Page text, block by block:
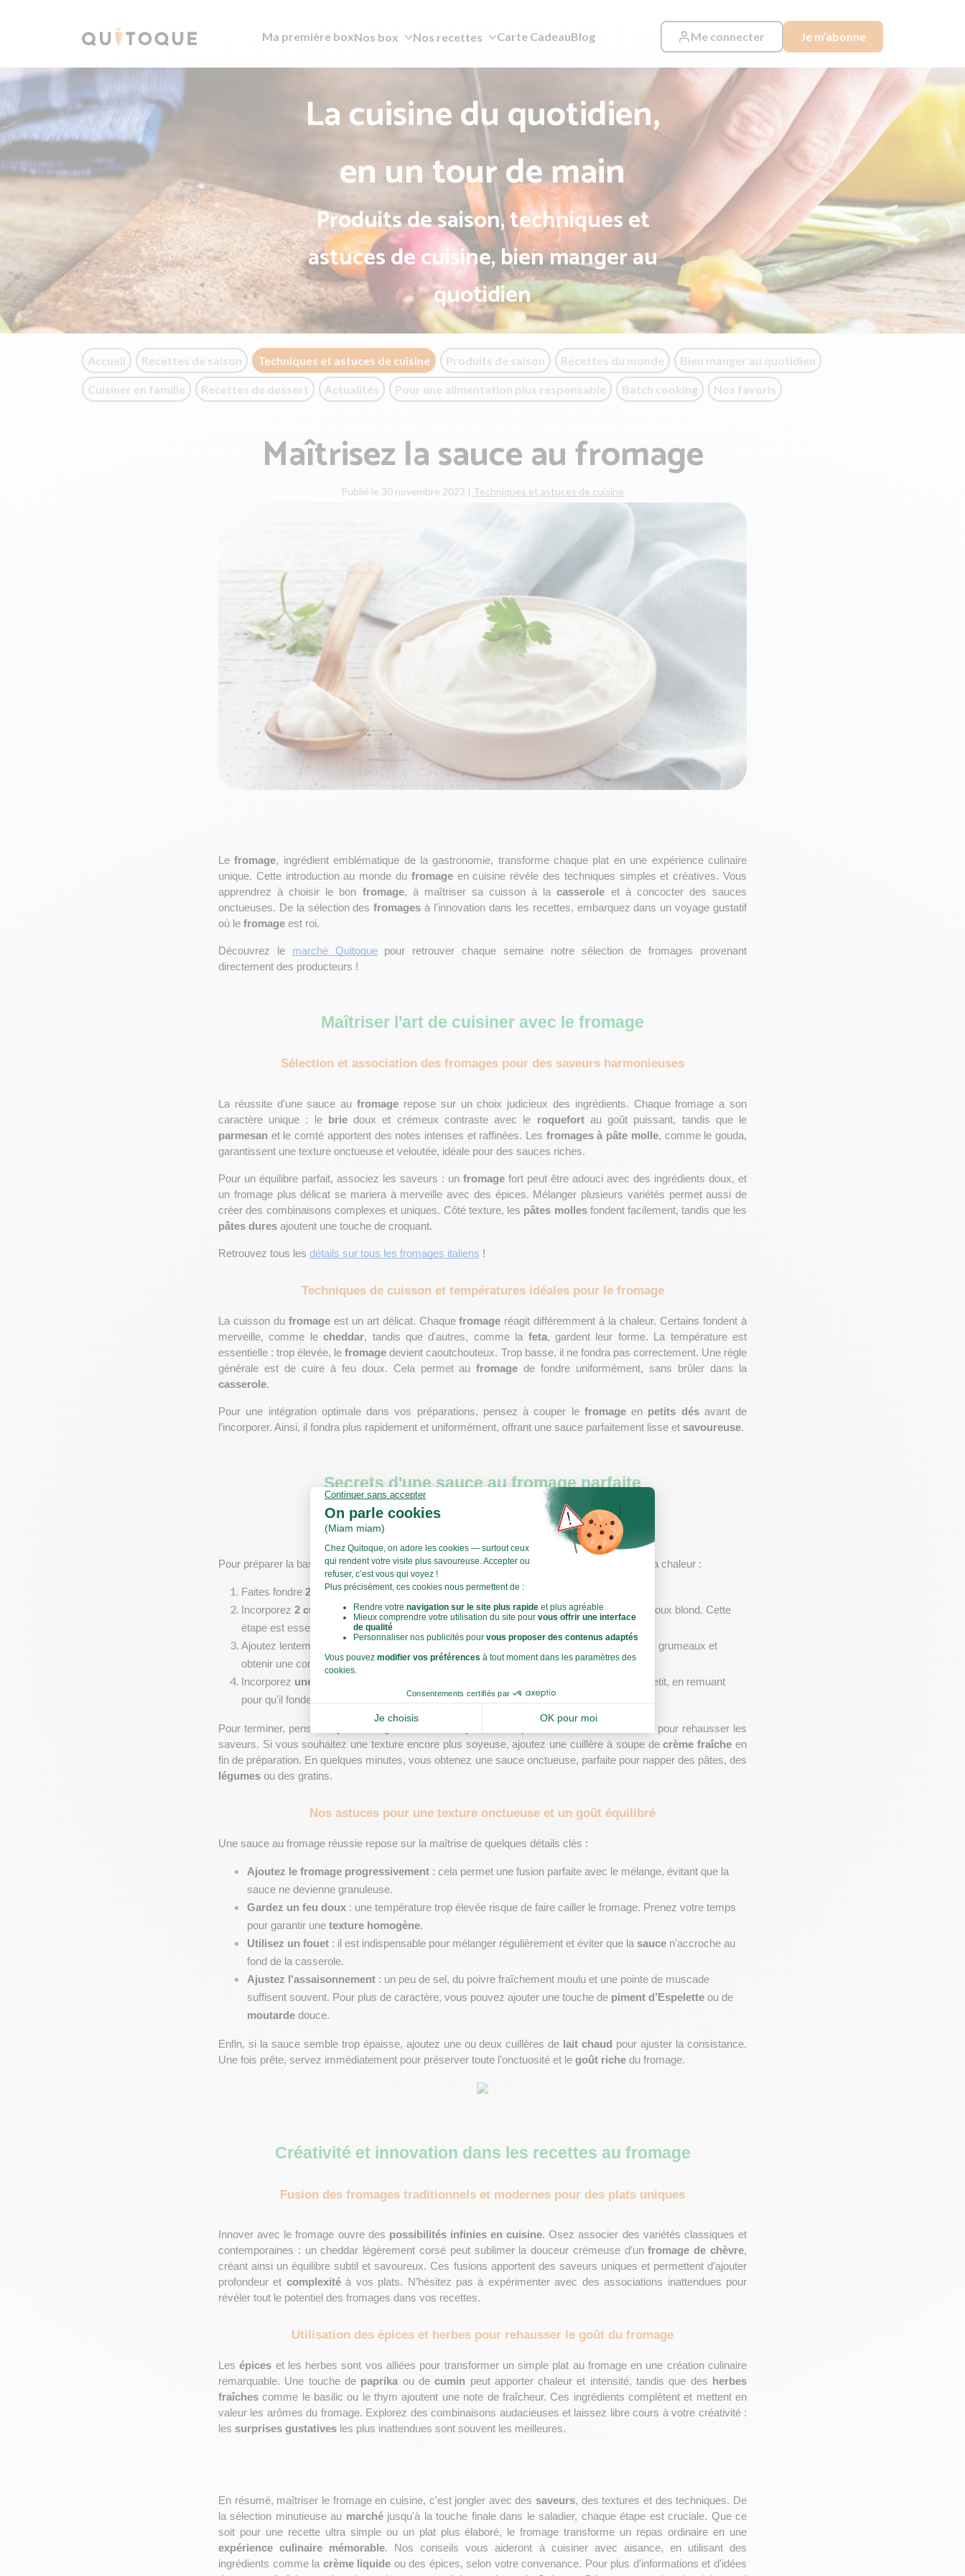
Ma première boxNos box Nos recettes Carte CadeauBlog Me connecter Je m’abonne
La cuisine du quotidien,
en un tour de main
Produits de saison, techniques et
astuces de cuisine, bien manger au
quotidien
Accueil Recettes de saison Techniques et astuces de cuisine Produits de saison Recettes du monde Bien manger au quotidien
Cuisiner en famille Recettes de dessert Actualités Pour une alimentation plus responsable Batch cooking Nos favoris
Maîtrisez la sauce au fromage
Publié le 30 novembre 2023 | Techniques et astuces de cuisine
Le fromage, ingrédient emblématique de la gastronomie, transforme chaque plat en une expérience culinaire
unique. Cette introduction au monde du fromage en cuisine révèle des techniques simples et créatives. Vous
apprendrez à choisir le bon fromage, à maîtriser sa cuisson à la casserole et à concocter des sauces
onctueuses. De la sélection des fromages à l'innovation dans les recettes, embarquez dans un voyage gustatif
où le fromage est roi.
Découvrez le marché Quitoque pour retrouver chaque semaine notre sélection de fromages provenant
directement des producteurs !
Maîtriser l'art de cuisiner avec le fromage
Sélection et association des fromages pour des saveurs harmonieuses
La réussite d'une sauce au fromage repose sur un choix judicieux des ingrédients. Chaque fromage a son
caractère unique : le
brie doux et crémeux contraste avec le roquefort
parmesan et le comté apportent des notes intenses et raffinées. Les fromages à pâte molle, comme le gouda,
garantissent une texture onctueuse et veloutée, idéale pour des sauces riches.
Pour un équilibre parfait, associez les saveurs : un fromage fort peut être adouci avec des ingrédients doux, et
un fromage plus délicat se mariera à merveille avec des épices. Mélanger plusieurs variétés permet aussi de
créer des combinaisons complexes et uniques. Côté texture, les pâtes molles
pâtes dures ajoutent une touche de croquant.
Retrouvez tous les détails sur tous les fromages italiens !
Techniques de cuisson et températures idéales pour le fromage
La cuisson du fromage est un art délicat. Chaque fromage réagit différemment à la chaleur. Certains fondent à
merveille, comme le cheddar, tandis que d'autres, comme la feta, gardent leur forme. La température est
essentielle : trop élevée, le fromage devient caoutchouteux. Trop basse, il ne fondra pas correctement. Une règle
générale est de cuire à feu doux. Cela permet au fromage
casserole.
Pour une intégration optimale dans vos préparations, pensez à couper le fromage en petits dés avant de
l’incorporer. Ainsi, il fondra plus rapidement et uniformément, offrant une sauce parfaitement lisse et savoureuse.
Secrets d'une sauce au fromage parfaite
Choix du fromage et préparation de la base de sauce
Pour préparer la base, utilisez une casserole à fond épais pour une répartition homogène de la chaleur :
Faites fondre 2 cuillères à soupe de beurre à feu doux.
Incorporez 2 cuillères à soupe de farine et mélangez avec un fouet jusqu’à obtenir un roux blond. Cette
étape est essentielle pour lier la sauce.
Ajoutez lentement
, tout en continuant à fouetter pour éviter les grumeaux et
obtenir une consistance lisse.
Incorporez une tasse de fromage râpé
(cheddar, gruyère ou une combinaison) petit à petit, en remuant
pour qu'il fonde uniformément.
Pour terminer, pensez à
légèrement et en ajoutant une pincée de noix de muscade pour rehausser les
saveurs. Si vous souhaitez une texture encore plus soyeuse, ajoutez une cuillère à soupe de crème fraîche en
fin de préparation. En quelques minutes, vous obtenez une sauce onctueuse, parfaite pour napper des pâtes, des
légumes ou des gratins.
Nos astuces pour une texture onctueuse et un goût équilibré
Une sauce au fromage réussie repose sur la maîtrise de quelques détails clés :
Ajoutez le fromage progressivement : cela permet une fusion parfaite avec le mélange, évitant que la
sauce ne devienne granuleuse.
Gardez un feu doux : une température trop élevée risque de faire cailler le fromage. Prenez votre temps
pour garantir une texture homogène.
Utilisez un fouet : il est indispensable pour mélanger régulièrement et éviter que la sauce n'accroche au
fond de la casserole.
Ajustez l'assaisonnement : un peu de sel, du poivre fraîchement moulu et une pointe de muscade
suffisent souvent. Pour plus de caractère, vous pouvez ajouter une touche de piment d’Espelette
moutarde douce.
Enfin, si la sauce semble trop épaisse, ajoutez une ou deux cuillères de lait chaud pour ajuster la consistance.
Une fois prête, servez immédiatement pour préserver toute l’onctuosité et le goût riche du fromage.
Créativité et innovation dans les recettes au fromage
Fusion des fromages traditionnels et modernes pour des plats uniques
Innover avec le fromage ouvre des possibilités infinies en cuisine. Osez associer des variétés classiques et
contemporaines : un cheddar légèrement corsé peut sublimer la douceur crémeuse d’un fromage de chèvre,
créant ainsi un équilibre subtil et savoureux. Ces fusions apportent des saveurs uniques et permettent d’ajouter
profondeur et complexité à vos plats. N’hésitez pas à expérimenter avec des associations inattendues pour
révéler tout le potentiel des fromages dans vos recettes.
Utilisation des épices et herbes pour rehausser le goût du fromage
Les épices et les herbes sont vos alliées pour transformer un simple plat au fromage en une création culinaire
remarquable. Une touche de paprika ou de cumin peut apporter chaleur et intensité, tandis que des
herbes
fraîches comme le basilic ou le thym ajoutent une note de fraîcheur. Ces ingrédients complètent et mettent en
valeur les arômes du fromage. Explorez des combinaisons audacieuses et laissez libre cours à votre créativité :
les surprises gustatives les plus inattendues sont souvent les meilleures.
En résumé, maîtriser le fromage en cuisine, c'est jongler avec des saveurs, des textures et des techniques. De
la sélection minutieuse au marché jusqu'à la touche finale dans le saladier, chaque étape est cruciale. Que ce
expérience culinaire mémorable. Nos conseils vous aideront à cuisiner avec aisance, en utilisant des
ingrédients comme la crème liquide ou des épices, selon votre convenance. Pour plus d'informations et d'idées